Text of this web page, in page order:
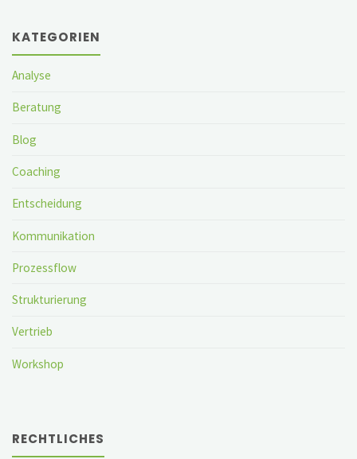
KATEGORIEN
Analyse
Beratung
Blog
Coaching
Entscheidung
Kommunikation
Prozessflow
Strukturierung
Vertrieb
Workshop
RECHTLICHES